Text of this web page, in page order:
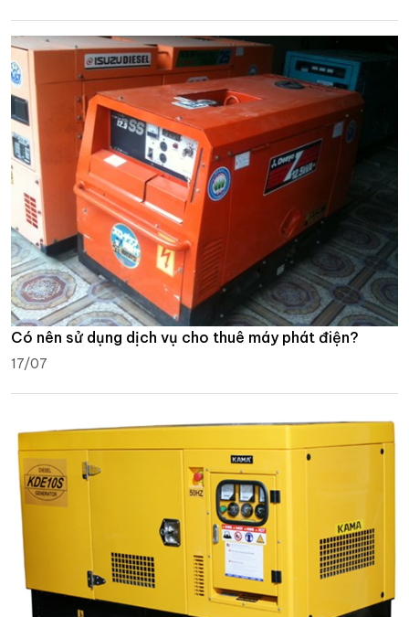
Có nên sử dụng dịch vụ cho thuê máy phát điện?
17/07